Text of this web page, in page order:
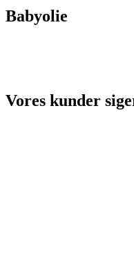
Babyolie
Vores kunder